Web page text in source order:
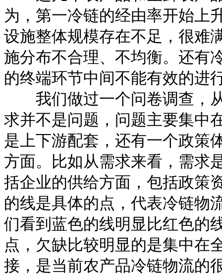
为，第一冷链的经由率开始上
设施整体规模存在不足，很难
施分布不合理、不均衡。还有
的终端环节中间不能有效的进
我们做过一个问卷调查，从
求并不是问题，问题主要集中
是上下游配套，还有一个政策
方面。比如从需求来看，需求
括企业的供给方面，包括政策
的线是具体的点，代表冷链物
们看到蓝色的线明显比红色的
点，欠缺比较明显的是集中在
接，是当前农产品冷链物流的